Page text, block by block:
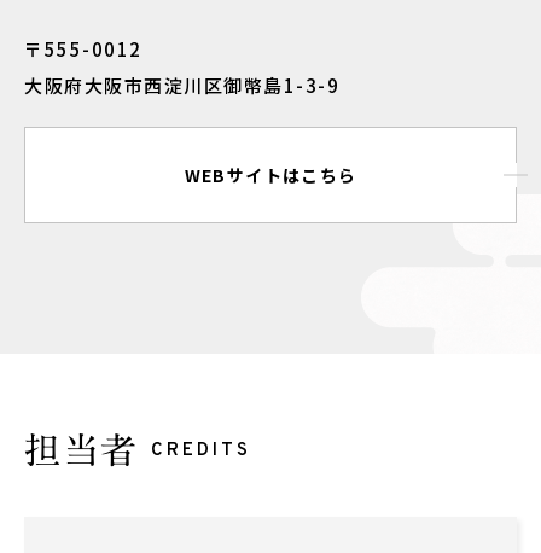
〒555-0012
大阪府大阪市西淀川区御幣島1-3-9
WEBサイトはこちら
担当者 CREDITS